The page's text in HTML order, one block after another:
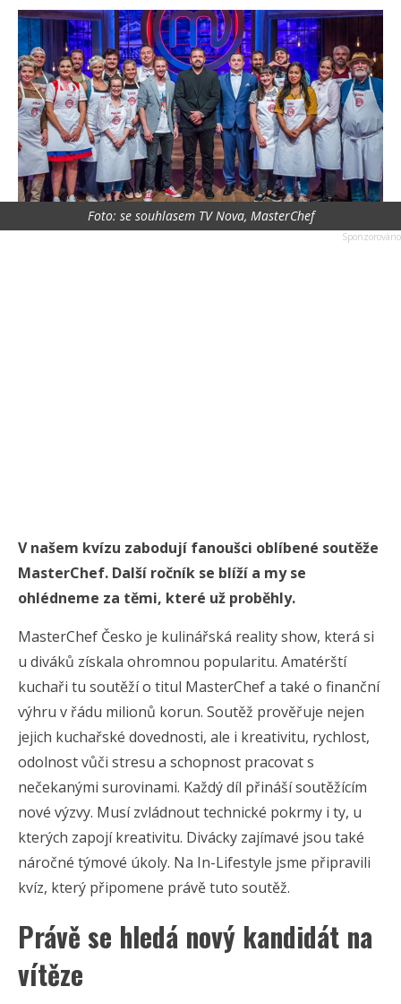
Foto: se souhlasem TV Nova, MasterChef
V našem kvízu zabodují fanoušci oblíbené soutěže
MasterChef. Další ročník se blíží a my se
ohlédneme za těmi, které už proběhly.
MasterChef Česko je kulinářská reality show, která si
u diváků získala ohromnou popularitu. Amatérští
kuchaři tu soutěží o titul MasterChef a také o finanční
výhru v řádu milionů korun. Soutěž prověřuje nejen
jejich kuchařské dovednosti, ale i kreativitu, rychlost,
odolnost vůči stresu a schopnost pracovat s
nečekanými surovinami. Každý díl přináší soutěžícím
nové výzvy. Musí zvládnout technické pokrmy i ty, u
kterých zapojí kreativitu. Divácky zajímavé jsou také
náročné týmové úkoly. Na In-Lifestyle jsme připravili
kvíz, který připomene právě tuto soutěž.
Právě se hledá nový kandidát na
vítěze